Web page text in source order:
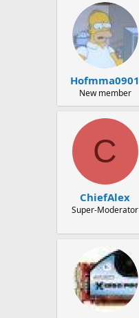
Hofmma0901
New member
C
ChiefAlex
Super-Moderator